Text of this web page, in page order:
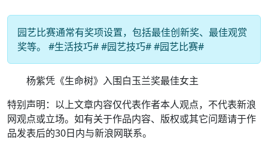
园艺比赛通常有奖项设置，包括最佳创新奖、最佳观赏
奖等。 #生活技巧# #园艺技巧# #园艺比赛#
杨紫凭《生命树》入围白玉兰奖最佳女主
特别声明：以上文章内容仅代表作者本人观点，不代表新浪
网观点或立场。如有关于作品内容、版权或其它问题请于作
品发表后的30日内与新浪网联系。